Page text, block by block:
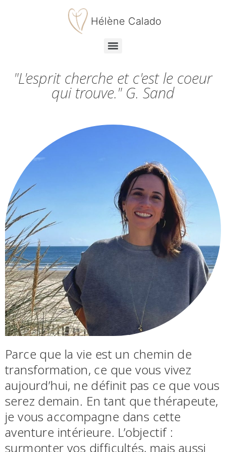
Hélène Calado
"L'esprit cherche et c'est le coeur
qui trouve." G. Sand
Parce que la vie est un chemin de
transformation, ce que vous vivez
aujourd’hui, ne définit pas ce que vous
serez demain. En tant que thérapeute,
je vous accompagne dans cette
aventure intérieure. L’objectif :
surmonter vos difficultés, mais aussi